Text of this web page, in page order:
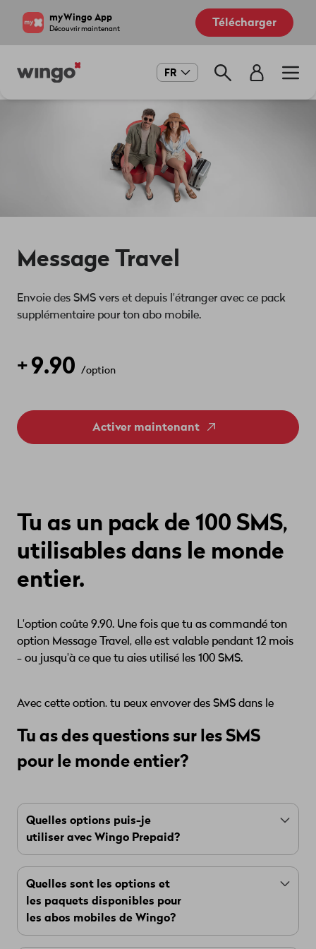
myWingo App
Découvrir maintenant Télécharger
Main
FR
Message Travel
Envoie des SMS vers et depuis l'étranger avec ce pack
supplémentaire pour ton abo mobile.
+9.90 /option
Activer maintenant
Tu as un pack de 100 SMS,
utilisables dans le monde
entier.
L'option coûte 9.90. Une fois que tu as commandé ton
option Message Travel, elle est valable pendant 12 mois
- ou jusqu'à ce que tu aies utilisé les 100 SMS.
Avec cette option, tu peux envoyer des SMS dans le
Tu as des questions sur les SMS
pour le monde entier?
Quelles options puis-je
utiliser avec Wingo Prepaid?
Avec WingoPrepaid- c'est-à-dire aussi avec
ton Flat Pass - tu peux utiliser
Voice TraveletMessage Travel
Tu souhaites utiliser d'autres options comme la
5Gou laSecond SIM? Alors choisis un abo
Quelles sont les options et
les paquets disponibles pour
les abos mobiles de Wingo?
Avec les abos mobiles de Wingo, tu peux choisir